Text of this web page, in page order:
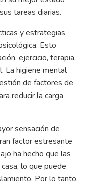
tareas diarias.
y estrategias
Esto
ejercicio, terapia,
La higiene mental
de factores de
reducir la carga
sensación de
factor estresante
ha hecho que las
lo que puede
Por lo tanto,